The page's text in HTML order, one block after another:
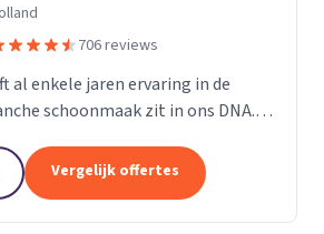
706 reviews
al enkele jaren ervaring in de
schoonmaak zit in ons DNA.
Zwembaden Vakantie
Vergelijk offertes